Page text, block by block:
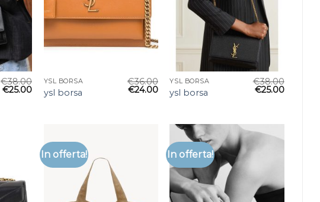
€38.00
€25.00
YSL BORSA
ysl borsa
€36.00
€24.00
YSL BORSA
ysl borsa
€38.00
€25.00
In offerta! In offerta!